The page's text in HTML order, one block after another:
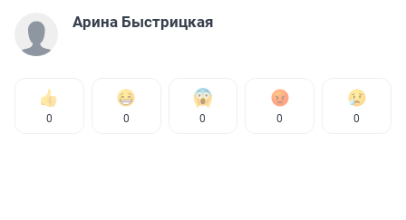
Арина Быстрицкая
0 0 0 0 0